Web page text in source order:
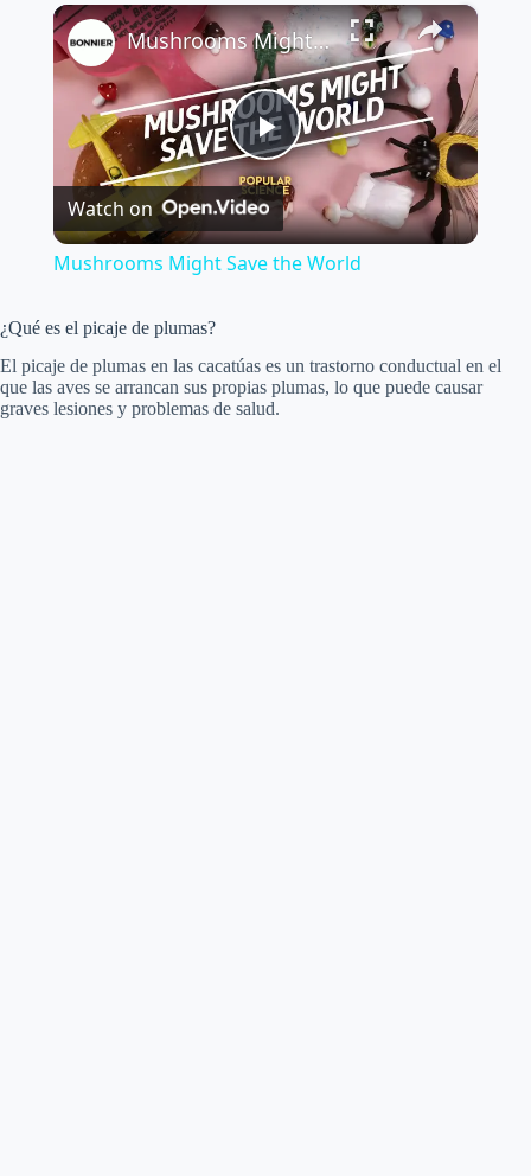
×
P
l
y
Mushrooms Might Save the World
Watch on
Mushrooms Might Save the World
¿Qué es el picaje de plumas?
El picaje de plumas en las cacatúas es un trastorno conductual en el
que las aves se arrancan sus propias plumas, lo que puede causar
graves lesiones y problemas de salud.